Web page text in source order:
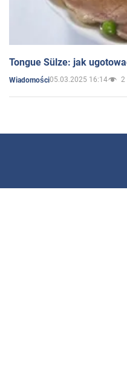
Tongue Sülze: jak
Wiadomości05.03.2025 16:14 2